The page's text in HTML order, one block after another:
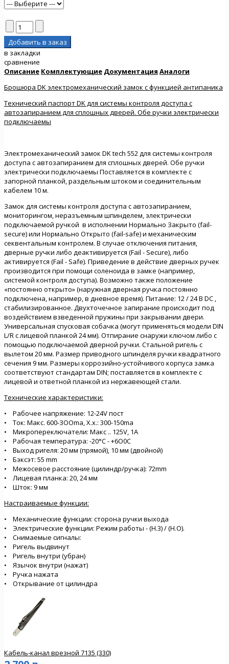
в закладки
сравнение
Описание Комплектующие Документация Аналоги
Брошюра DK электромеханический замок с функцией антипаника
Технический паспорт DK для системы контроля доступа с
автозапиранием для сплошных дверей. Обе ручки электрически
подключаемы
Электромеханический замок DK tech 552 для системы контроля
доступа с автозапиранием для сплошных дверей. Обе ручки
электрически подключаемы Поставляется в комплекте с
запорной планкой, раздельным штоком и соединительным
кабелем 10 м.
Замок для системы контроля доступа с автозапиранием,
мониторингом, неразъемным шпинделем, электрически
подключаемой ручкой в исполнении Нормально Закрыто (fail-
secure) или Нормально Открыто (fail-safe) и механическим
секвентальным контролем. В случае отключения питания,
дверные ручки либо деактивируется (Fail - Secure), либо
активируется (Fail - Safe). Приведение в действие дверных ручек
производится при помощи соленоида в замке (например,
системой контроля доступа). Возможно также положение
«постоянно открыто» (наружная дверная ручка постоянно
подключена, например, в дневное время). Питание: 12 / 24 В DC ,
стабилизированное. Двухточечное запирание происходит под
воздействием взведенной пружины при закрывании двери.
Универсальная спусковая собачка (могут применяться модели DIN
L/R с лицевой планкой 24 мм). Отпирание снаружи ключом либо с
помощью подключаемой дверной ручки. Стальной ригель с
вылетом 20 мм. Размер приводного шпинделя ручки квадратного
сечения 9 мм. Размеры коррозийно-устойчивого корпуса замка
соответствуют стандартам DIN; поставляется в комплекте с
лицевой и ответной планкой из нержавеющей стали.
Технические характеристики:
• Рабочее напряжение: 12-24V пост
• Ток: Макс. 600-ЗООmа, Х.х.: 300-150ma
• Микропереключатели: Макс .. 125V, 1А
• Рабочая температура: -20°С - +6О0С
• Выход ригеля: 20 мм (прямой), 10 мм (двойной)
• Бэксэт: 55 mm
• Межосевое расстояние (цилиндр/ручка): 72mm
• Лицевая планка: 20, 24 мм
• Шток: 9 мм
Настраиваемые функции:
• Механические функции: сторона ручки выхода
• Электрические функции: Режим работы - (Н.3) / (Н.О).
• Снимаемые сигналы:
• Ригель выдвинут
• Ригель внутри (убран)
• Язычок внутри (нажат)
• Ручка нажата
• Открывание от цилиндра
Кабель-канал врезной 7135 (330)